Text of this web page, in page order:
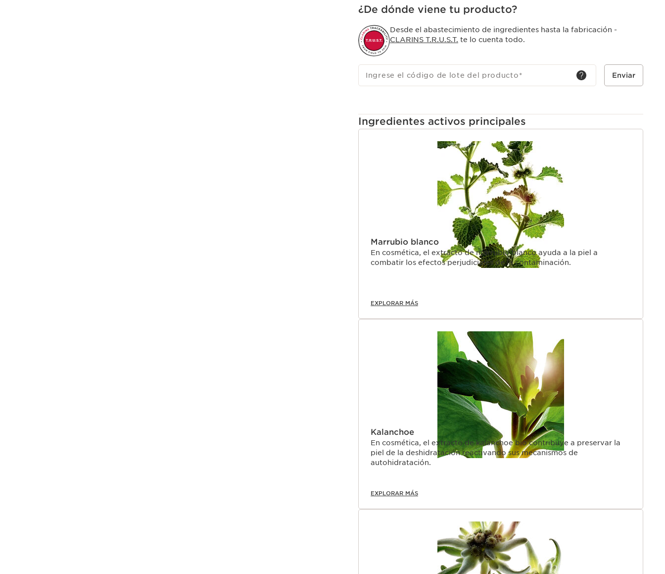
¿De dónde viene tu producto?
Desde el abastecimiento de ingredientes hasta la fabricación -
CLARINS T.R.U.S.T. te lo cuenta todo.
Ingrese el código de lote del producto* Enviar
Ingredientes activos principales
Marrubio blanco
En cosmética, el extracto de marrubio blanco ayuda a la piel a
combatir los efectos perjudiciales de la contaminación.
EXPLORAR MÁS
Kalanchoe
En cosmética, el extracto de kalanchoe bio contribuye a preservar la
piel de la deshidratación reactivando sus mecanismos de
autohidratación.
EXPLORAR MÁS